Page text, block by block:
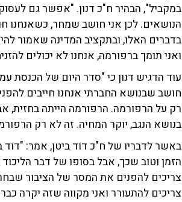
במקביל", הבהיר ח"כ דנון. "אפשר גם
הנושאים. לכן אני חושב שמחר, כשאנחנו
בדברים האלו, ובתקציב המדינה שאמור
ואני תומך ברפורמה, אנחנו לא יכולים
עוד הדגיש דנון כי "סדר היום של הכנסת
חושב שבנושא החברתי אנחנו חייבים
רק על הרפורמה. הרפורמה הייתה בחזית,
בנושא הנגב, יוקר המחיה. זה לא רק
באשר לדבריו של ח"כ דוד ביטן, אמר: "דוד
הזמן וטוב שכך, אבל בסופו של דבר
צריכים להפנים את המסר של הציבור
צריכים להתעורר ואני מקווה שזה יקרה